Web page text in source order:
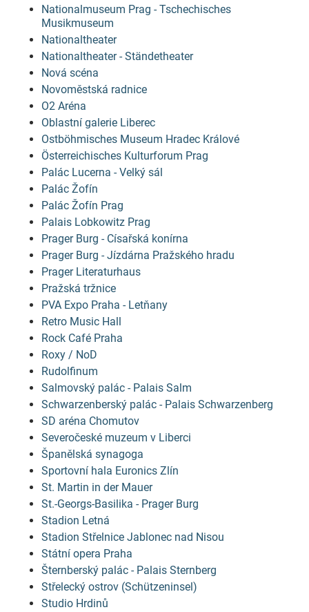
Nationalmuseum Prag - Tschechisches
Musikmuseum
Nationaltheater
Nationaltheater - Ständetheater
Nová scéna
Novoměstská radnice
O2 Aréna
Oblastní galerie Liberec
Ostböhmisches Museum Hradec Králové
Österreichisches Kulturforum Prag
Palác Lucerna - Velký sál
Palác Žofín
Palác Žofín Prag
Palais Lobkowitz Prag
Prager Burg - Císařská konírna
Prager Burg - Jízdárna Pražského hradu
Prager Literaturhaus
Pražská tržnice
PVA Expo Praha - Letňany
Retro Music Hall
Rock Café Praha
Roxy / NoD
Rudolfinum
Salmovský palác - Palais Salm
Schwarzenberský palác - Palais Schwarzenberg
SD aréna Chomutov
Severočeské muzeum v Liberci
Španělská synagoga
Sportovní hala Euronics Zlín
St. Martin in der Mauer
St.-Georgs-Basilika - Prager Burg
Stadion Letná
Stadion Střelnice Jablonec nad Nisou
Státní opera Praha
Šternberský palác - Palais Sternberg
Střelecký ostrov (Schützeninsel)
Studio Hrdinů